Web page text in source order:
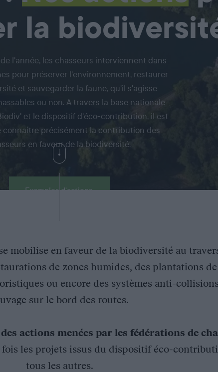
la
l'année, les chasseurs interviennent dans
pour préserver l'environnement, restaurer
et sauvegarder la faune, qu'il s'agisse
ou non. A travers la base nationale
et le dispositif d'éco-contribution, il est
connaitre précisément la contribution des
en faveur de la biodiversité.
Exemples d'actions
mobilise en faveur de la biodiversité au
de zones humides, des plantations de
ou encore des systèmes anti-
sur le bord des routes.
des actions menées par les fédérations de
les projets issus du dispositif éco-
tous les autres.